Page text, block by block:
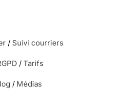
/ Suivi courriers
/ Tarifs
/ Médias